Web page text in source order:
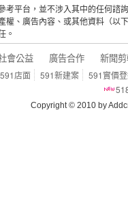
考平台，並不涉入其中的任何
權、廣告內容、或其他資料（
。
會公益 廣告合作 新聞
591店面 591新建案
591實價
Copyright © 2010 by